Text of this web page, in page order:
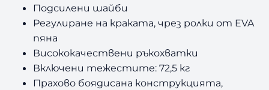
Подсилени шайби
Регулиране на краката, чрез ролки от EVA
пяна
Висококачествени ръкохватки
Включени тежестите: 72,5 кг
Прахово боядисана конструкцията,